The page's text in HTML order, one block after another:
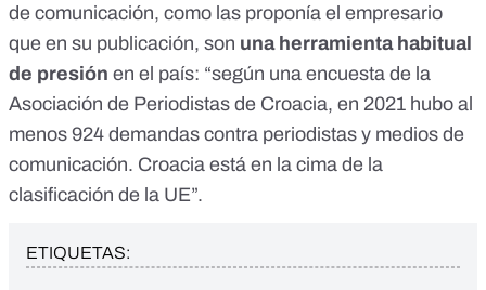
de comunicación, como las proponía el empresario
que en su publicación, son una herramienta habitual
de presión en el país: “según una encuesta de la
Asociación de Periodistas de Croacia, en 2021 hubo al
menos 924 demandas contra periodistas y medios de
comunicación. Croacia está en la cima de la
clasificación de la UE”.
ETIQUETAS: